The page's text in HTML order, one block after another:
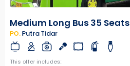
Medium Long Bus 35 Seats
PO. Putra Tidar
This offer includes: